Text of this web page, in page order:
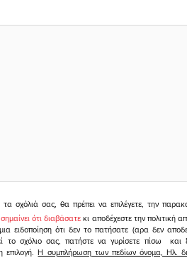
σχόλιά σας, θα πρέπει να επιλέγετε, την
ότι διαβάσατεκι αποδέχεστε την πολιτική
ειδοποίηση ότι δεν το πατήσατε (αρα δεν
το σχόλιο σας, πατήστε να γυρίσετε πίσω και
επιλογή.Η συμπλήρωση των πεδίων όνομα, Ηλ.